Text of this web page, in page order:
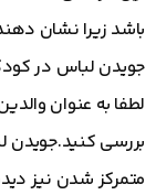
باشد زیرا نشان
جویدن لباس در
لطفا به عنوان
بررسی کنید.جویدن
متمرکز شدن نیز